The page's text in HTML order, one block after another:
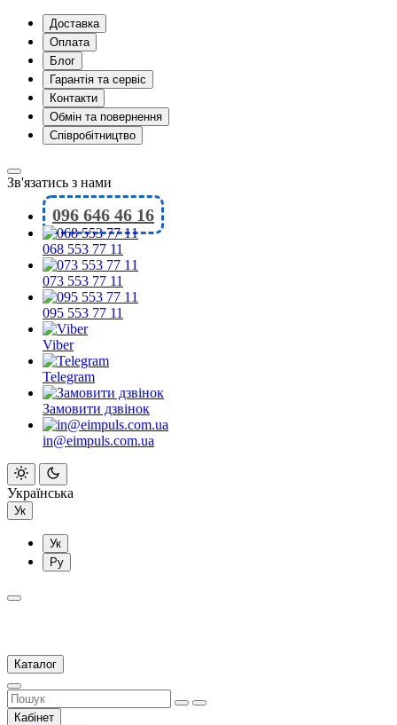
Доставка
Оплата
Блог
Гарантія та сервіс
Контакти
Обмін та повернення
Співробітництво
Зв'язатись з нами
096 646 46 16
068 553 77 11
073 553 77 11
095 553 77 11
Viber
Telegram
Замовити дзвінок
in@eimpuls.com.ua
Українська
Ук
Ук
Ру
Каталог
Кабінет